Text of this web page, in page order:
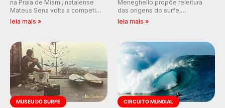
na Praia de Miami, natalense
Mateus Sena volta a competir
em casa em busca de manter a
leia mais »
Meneghello propõe releitura
das origens do surfe,
resgatando a cultura polinésia
prática em esporte e indústria.
leia mais »
MUSEU DO SURFE CIRCUITO MUNDIAL